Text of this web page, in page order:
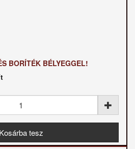
BORÍTÉK BÉLYEGGEL!